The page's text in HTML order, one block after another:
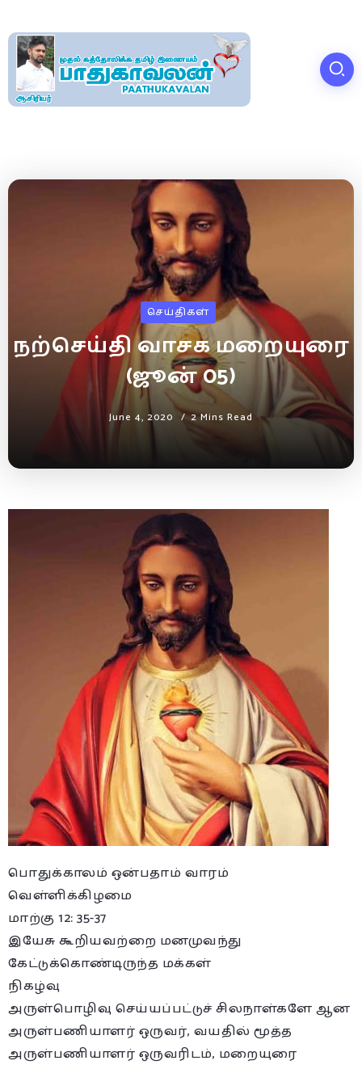
செய்திகள்
நற்செய்தி வாசக மறையுரை
(ஜூன் 05)
June 4, 2020 2 Mins Read
பொதுக்காலம் ஒன்பதாம் வாரம்
வெள்ளிக்கிழமை
மாற்கு 12: 35-37
இயேசு கூறியவற்றை மனமுவந்து
கேட்டுக்கொண்டிருந்த மக்கள்
நிகழ்வு
அருள்பொழிவு செய்யப்பட்டுச் சிலநாள்களே ஆன
அருள்பணியாளர் ஒருவர், வயதில் மூத்த
அருள்பணியாளர் ஒருவரிடம், மறையுரை